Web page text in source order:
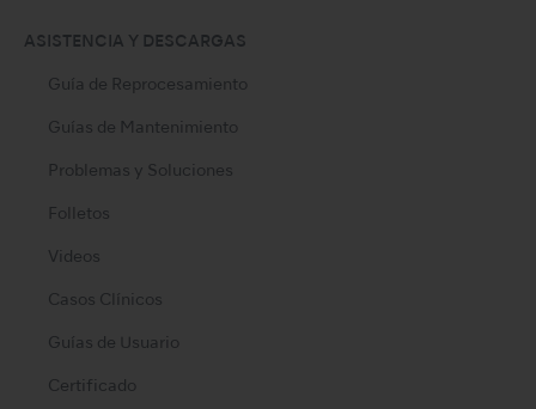
ASISTENCIA Y DESCARGAS
Guía de Reprocesamiento
Guías de Mantenimiento
Problemas y Soluciones
Folletos
Videos
Casos Clínicos
Guías de Usuario
Certificado